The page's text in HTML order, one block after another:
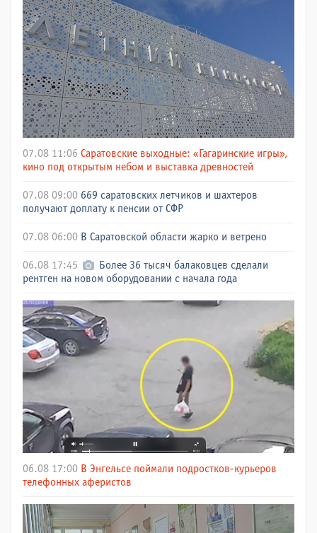
07.08 11:06 Саратовские выходные: «Гагаринские игры»,
кино под открытым небом и выставка древностей
07.08 09:00 669 саратовских летчиков и шахтеров
получают доплату к пенсии от СФР
07.08 06:00 В Саратовской области жарко и ветрено
06.08 17:45
Более 36 тысяч балаковцев сделали
рентген на новом оборудовании с начала года
06.08 17:00 В Энгельсе поймали подростков-курьеров
телефонных аферистов